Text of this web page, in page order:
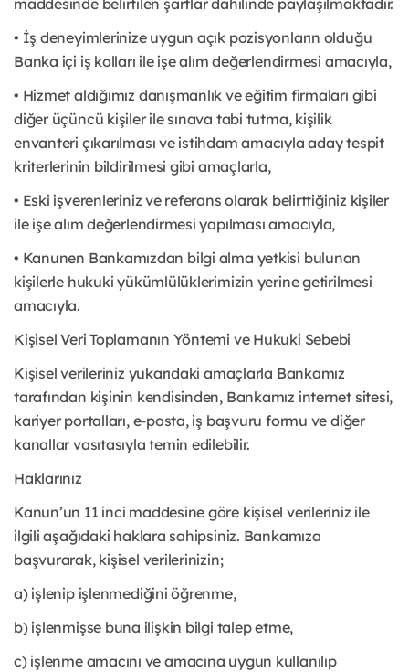
maddesinde belirtilen şartlar dahilinde paylaşılmaktadır.
• İş deneyimlerinize uygun açık pozisyonların olduğu
Banka içi iş kolları ile işe alım değerlendirmesi amacıyla,
• Hizmet aldığımız danışmanlık ve eğitim firmaları gibi
diğer üçüncü kişiler ile sınava tabi tutma, kişilik
envanteri çıkarılması ve istihdam amacıyla aday tespit
kriterlerinin bildirilmesi gibi amaçlarla,
• Eski işverenleriniz ve referans olarak belirttiğiniz kişiler
ile işe alım değerlendirmesi yapılması amacıyla,
• Kanunen Bankamızdan bilgi alma yetkisi bulunan
kişilerle hukuki yükümlülüklerimizin yerine getirilmesi
amacıyla.
Kişisel Veri Toplamanın Yöntemi ve Hukuki Sebebi
Kişisel verileriniz yukarıdaki amaçlarla Bankamız
tarafından kişinin kendisinden, Bankamız internet sitesi,
kariyer portalları, e-posta, iş başvuru formu ve diğer
kanallar vasıtasıyla temin edilebilir.
Haklarınız
Kanun’un 11 inci maddesine göre kişisel verileriniz ile
ilgili aşağıdaki haklara sahipsiniz. Bankamıza
başvurarak, kişisel verilerinizin;
a) işlenip işlenmediğini öğrenme,
b) işlenmişse buna ilişkin bilgi talep etme,
c) işlenme amacını ve amacına uygun kullanılıp